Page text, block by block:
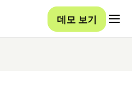
데모 보기